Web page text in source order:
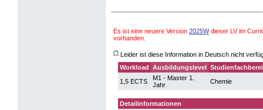
Es ist eine neuere Version 2025Wdieser LV im
vorhanden.
(*) Leider ist diese Information in Deutsch nicht
Workload Ausbildungslevel
1,5 ECTS
M1 - Master 1.
Jahr
Chemie
Detailinformationen